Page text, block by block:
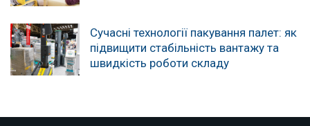
Сучасні технології пакування палет: як
підвищити стабільність вантажу та
швидкість роботи складу